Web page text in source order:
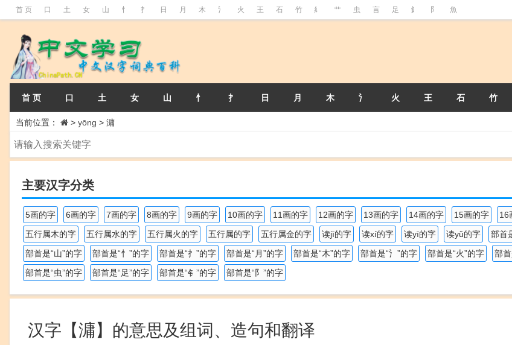
首 页 口 土 女 山 忄 扌 日 月 木 氵 火 王 石 竹 糹 艹 虫 言 足 釒 阝 魚
首 页 口 土 女 山 忄 扌 日 月 木 氵 火 王 石 竹
当前位置： > yōng > 滽
主要汉字分类
5画的字 6画的字 7画的字 8画的字 9画的字 10画的字 11画的字 12画的字 13画的字 14画的字 15画的字 16
五行属木的字
五行属水的字 五行属火的字 五行属的字 五行属金的字 读jī的字 读xí的字 读yī的字 读yǔ的字 部首
部首是“山”的字
部首是“忄”的字 部首是“扌”的字 部首是“月”的字 部首是“木”的字 部首是“氵”的字 部首是“火”的字 部
部首是“虫”的字
部首是“足”的字 部首是“钅”的字 部首是“阝”的字
汉字【滽】的意思及组词、造句和翻译